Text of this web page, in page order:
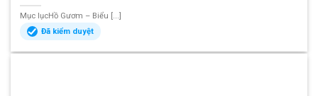
Mục lụcHồ Gươm – Biểu [...]
Đã kiểm duyệt